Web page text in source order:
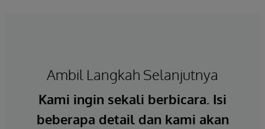
Ambil Langkah Selanjutnya
Kami ingin sekali berbicara. Isi
beberapa detail dan kami akan